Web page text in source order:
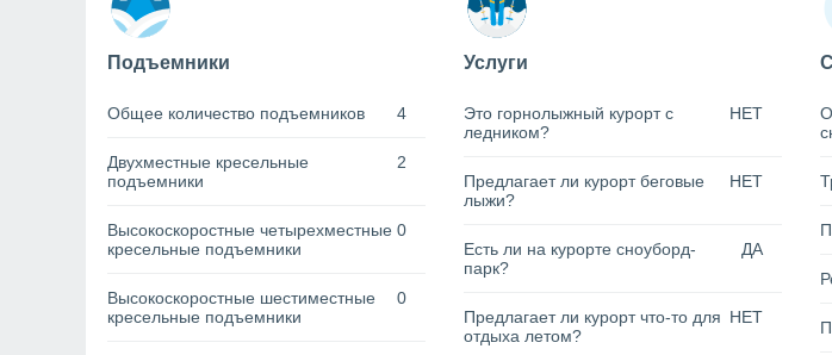
Подъемники
Общее количество подъемников 4
Двухместные кресельные
подъемники
2
Высокоскоростные четырехместные
кресельные подъемники
0
Высокоскоростные шестиместные
кресельные подъемники
0
Услуги
Это горнолыжный курорт с
ледником?
НЕТ
Предлагает ли курорт беговые
лыжи?
НЕТ
Есть ли на курорте сноуборд-
парк?
ДА
Предлагает ли курорт что-то для
отдыха летом?
НЕТ